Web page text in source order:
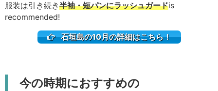
服装は引き続き半袖・短パンにラッシュガードis
recommended!
石垣島の10月の詳細はこちら！
今の時期におすすめの